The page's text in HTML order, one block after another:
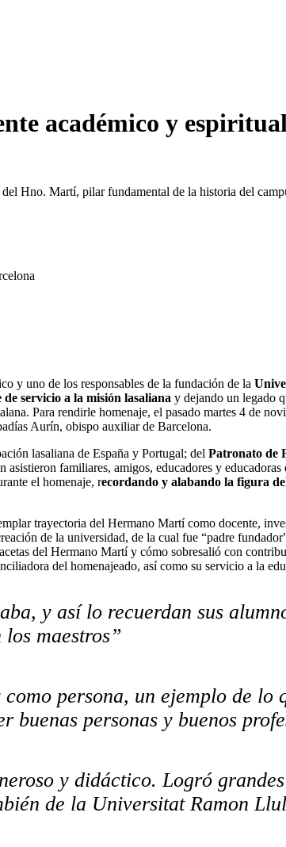
académico y
Hno. Martí, pilar fundamental de la historia del
y uno de los responsables de la fundación de la
de servicio a la misión lasaliana y dejando un legado
Para rendirle homenaje, el pasado martes 4 de
Aurín, obispo auxiliar de Barcelona.
lasaliana de España y Portugal; del Patronato de
familiares, amigos, educadores y educadoras
el homenaje, recordando y alabando la figura
trayectoria del Hermano Martí como docente,
de la universidad, de la cual fue “padre
del Hermano Martí y cómo sobresalió con
del homenajeado, así como su servicio a la
y así lo recuerdan sus
maestros”
persona, un ejemplo de lo
buenas personas y buenos
y didáctico. Logró
de la Universitat Ramon